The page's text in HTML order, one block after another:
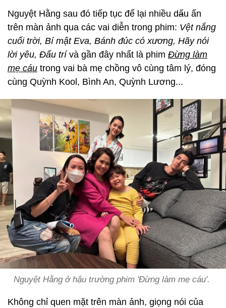
Nguyệt Hằng sau đó tiếp tục để lại nhiều dấu ấn
trên màn ảnh qua các vai diễn trong phim: Vệt nắng
cuối trời, Bí mật Eva, Bánh đúc có xương, Hãy nói
lời yêu, Đấu trí và gần đây nhất là phim Đừng làm
mẹ cáu trong vai bà mẹ chồng vô cùng tâm lý, đóng
cùng Quỳnh Kool, Bình An, Quỳnh Lương...
Nguyệt Hằng ở hậu trường phim 'Đừng làm mẹ cáu'.
Không chỉ quen mặt trên màn ảnh, giọng nói của